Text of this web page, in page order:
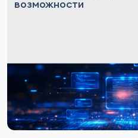
возможности